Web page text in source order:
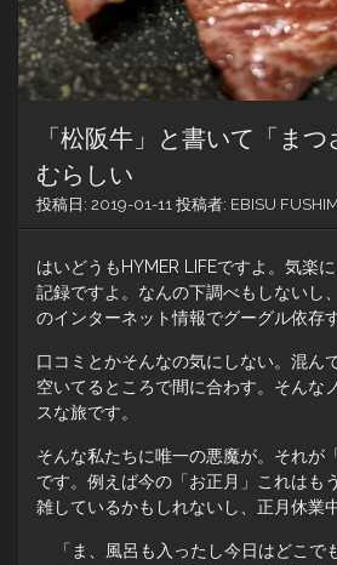
「松阪牛」と書いて「ま
むらしい
投稿日: 2019-01-11 投稿者: EBISU
はいどうもHYMER LIFEですよ。気楽
記録ですよ。なんの下調べもしないし
のインターネット情報でグーグル依存
口コミとかそんなの気にしない。混ん
空いてるところで間に合わす。そんな
スな旅です。
そんな私たちに唯一の悪魔が。それが
です。例えば今の「お正月」これはも
雑しているかもしれないし、正月休業
「ま、風呂も入ったし今日はどこで